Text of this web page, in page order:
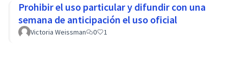
Prohibir el uso particular y difundir con una
semana de anticipación el uso oficial
Victoria Weissman 0 1